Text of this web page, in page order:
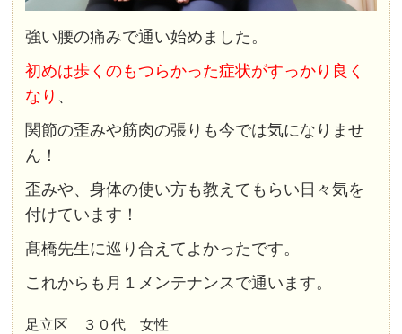
強い腰の痛みで通い始めました。
初めは歩くのもつらかった症状がすっかり良く
なり 、
関節の歪みや筋肉の張りも今では気になりませ
ん！
歪みや、身体の使い方も教えてもらい日々気を
付けています！
髙橋先生に巡り合えてよかったです。
これからも月１メンテナンスで通います。
足立区 ３０代 女性